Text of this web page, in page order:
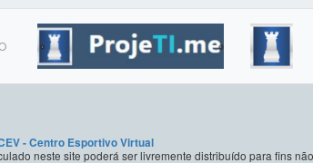
- Centro Esportivo Virtual
neste site poderá ser livremente distribuído para fins